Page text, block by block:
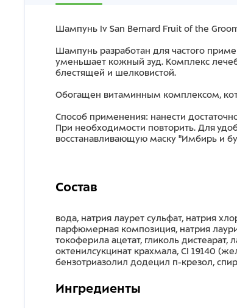
Шампунь Iv San Bernard Fruit of the
Шампунь разработан для частого
уменьшает кожный зуд. Комплекс
блестящей и шелковистой.
Обогащен витаминным комплексом,
Способ применения: нанести
При необходимости повторить. Для
восстанавливающую маску "Имбирь и
Состав
вода, натрия лаурет сульфат, натрия
парфюмерная композиция, натрия
токоферила ацетат, гликоль
октенилсукцинат крахмала, CI 19140
бензотриазолил додецил п-крезол,
Ингредиенты